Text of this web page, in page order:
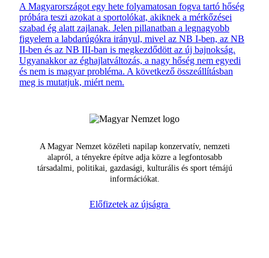
A Magyarországot egy hete folyamatosan fogva tartó hőség
próbára teszi azokat a sportolókat, akiknek a mérkőzései
szabad ég alatt zajlanak. Jelen pillanatban a legnagyobb
figyelem a labdarúgókra irányul, mivel az NB I-ben, az NB
II-ben és az NB III-ban is megkezdődött az új bajnokság.
Ugyanakkor az éghajlatváltozás, a nagy hőség nem egyedi
és nem is magyar probléma. A következő összeállításban
meg is mutatjuk, miért nem.
A Magyar Nemzet közéleti napilap konzervatív, nemzeti
alapról, a tényekre építve adja közre a legfontosabb
társadalmi, politikai, gazdasági, kulturális és sport témájú
információkat.
Előfizetek az újságra